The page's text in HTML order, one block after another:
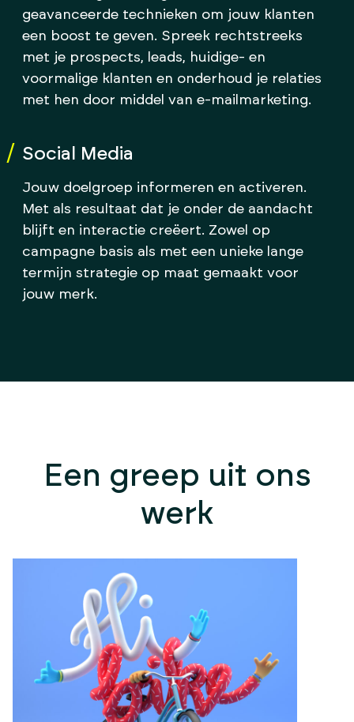
geavanceerde technieken om jouw klanten
een boost te geven. Spreek rechtstreeks
met je prospects, leads, huidige- en
voormalige klanten en onderhoud je relaties
met hen door middel van e-mailmarketing.
Social Media
Jouw doelgroep informeren en activeren.
Met als resultaat dat je onder de aandacht
blijft en interactie creëert. Zowel op
campagne basis als met een unieke lange
termijn strategie op maat gemaakt voor
jouw merk.
Een greep uit ons
werk